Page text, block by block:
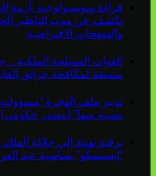
قراءة سوسيولوجية :أزمة
تكشف عن موت التاطير
والصفحات الافتراضية
القوات المسلحة الملكية ..
منسقة لمكافحة حرائق
تدبير ملف الهجرة
نصيبه منها” (مصدر حكومي)
برقية تهنئة إلى جلالة
“إيسيسكو” بمناسبة عيد